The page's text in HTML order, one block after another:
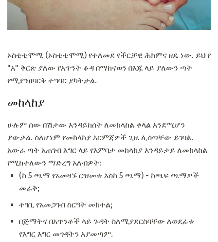
ኦስቲቲሞሚ (ኦስቲቲሞሚ) የተለመደ የችርቻዊ ሕክምና ዘዴ ነው. ይህ የ
"አ" ቅርጽ ያለው የአጥንት ቆዳ በማከናወን በእጁ ላይ ያለውን ጣት
የሚያንፀባርቅ ተግባር ያካትታል.
መከላከያ
ሁሉም ሰው በሽታው እንዳይከሰት ለመከላከል ቀላል እንደሚሆን
ያውቃል. ስለሆነም የመከላከያ እርምጃዎች ጊዜ ሊሰጣቸው ይገባል.
አውራ ጣት አጠገብ እግር ላይ የእምባታ መከላከያ እንዳይታይ ለመከላከል
የሚከተለውን ማድረግ አለብዎት:
(ከ 5 ጫማ የአመዛኙ ርዝመቱ እስከ 5 ጫማ) - ከጫፍ ጫማዎች
መራቅ;
ተገቢ የአመጋገብ ስርዓት መከተል;
በጅማትና በአጥንቶች ላይ ጉዳት ስለሚያደርስባቸው ለወደፊቱ
የእግር እግር መጎዳትን አያመጣም.